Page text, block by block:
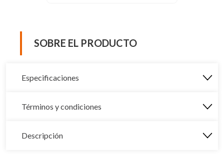
SOBRE EL PRODUCTO
Especificaciones
Términos y condiciones
Descripción